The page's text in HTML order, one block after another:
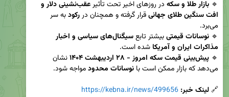
🔹 بازار طلا و سکه در روزهای اخیر تحت تأثیر
افت سنگین طلای جهانی قرار گرفته و همچنان در رکود
🔹 نوسانات قیمتی بیشتر تابع
سیگنال‌های سیاسی و اخبار
مذاکرات ایران و آمریکا
🔹 پیش‌بینی قیمت سکه امروز - ۲۸ اردیبهشت ۱۴۰۴
می‌دهد که بازار ممکن است با
نوسانات محدود
🔗 لینک خبر: https://kebna.ir/news/499656